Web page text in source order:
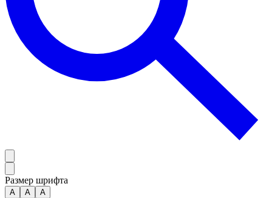
Размер шрифта
А A A